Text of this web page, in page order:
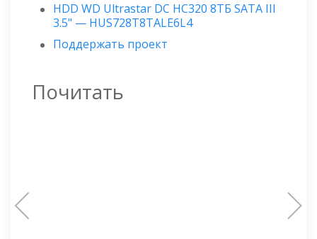
HDD WD Ultrastar DC HC320 8ТБ SATA III
3.5" — HUS728T8TALE6L4
Поддержать проект
Почитать